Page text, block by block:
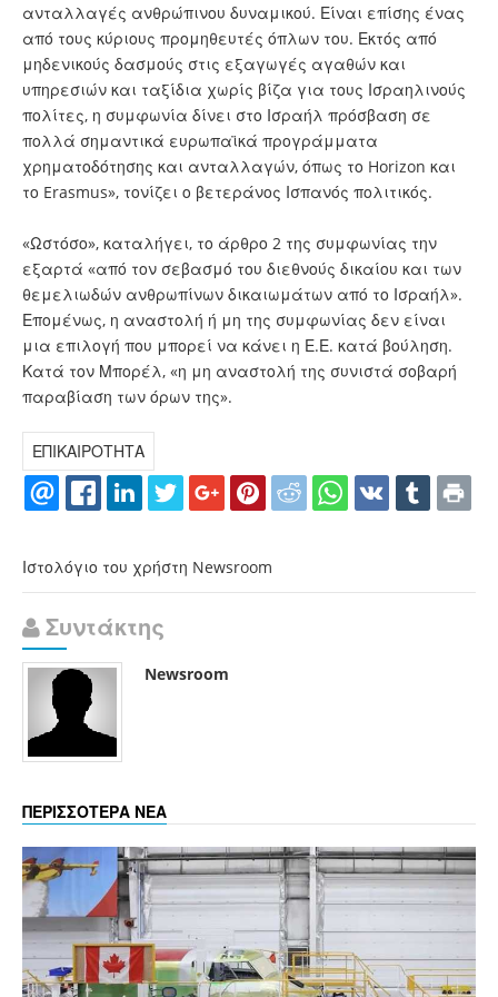
ανταλλαγές ανθρώπινου δυναμικού. Είναι επίσης ένας
από τους κύριους προμηθευτές όπλων του. Εκτός από
μηδενικούς δασμούς στις εξαγωγές αγαθών και
υπηρεσιών και ταξίδια χωρίς βίζα για τους Ισραηλινούς
πολίτες, η συμφωνία δίνει στο Ισραήλ πρόσβαση σε
πολλά σημαντικά ευρωπαϊκά προγράμματα
χρηματοδότησης και ανταλλαγών, όπως το Horizon και
το Erasmus», τονίζει ο βετεράνος Ισπανός πολιτικός.
«Ωστόσο», καταλήγει, το άρθρο 2 της συμφωνίας την
εξαρτά «από τον σεβασμό του διεθνούς δικαίου και των
θεμελιωδών ανθρωπίνων δικαιωμάτων από το Ισραήλ».
Επομένως, η αναστολή ή μη της συμφωνίας δεν είναι
μια επιλογή που μπορεί να κάνει η Ε.Ε. κατά βούληση.
Κατά τον Μπορέλ, «η μη αναστολή της συνιστά σοβαρή
παραβίαση των όρων της».
ΕΠΙΚΑΙΡΟΤΗΤΑ
Ιστολόγιο του χρήστη Newsroom
Συντάκτης
Newsroom
ΠΕΡΙΣΣΟΤΕΡΑ ΝΕΑ